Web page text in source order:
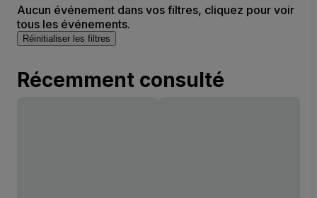
Aucun événement dans vos filtres, cliquez pour voir
tous les événements.
Réinitialiser les filtres
Récemment consulté